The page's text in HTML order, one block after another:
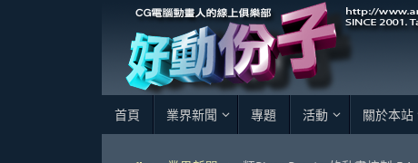
首頁 業界新聞 專題 活動 關於本站